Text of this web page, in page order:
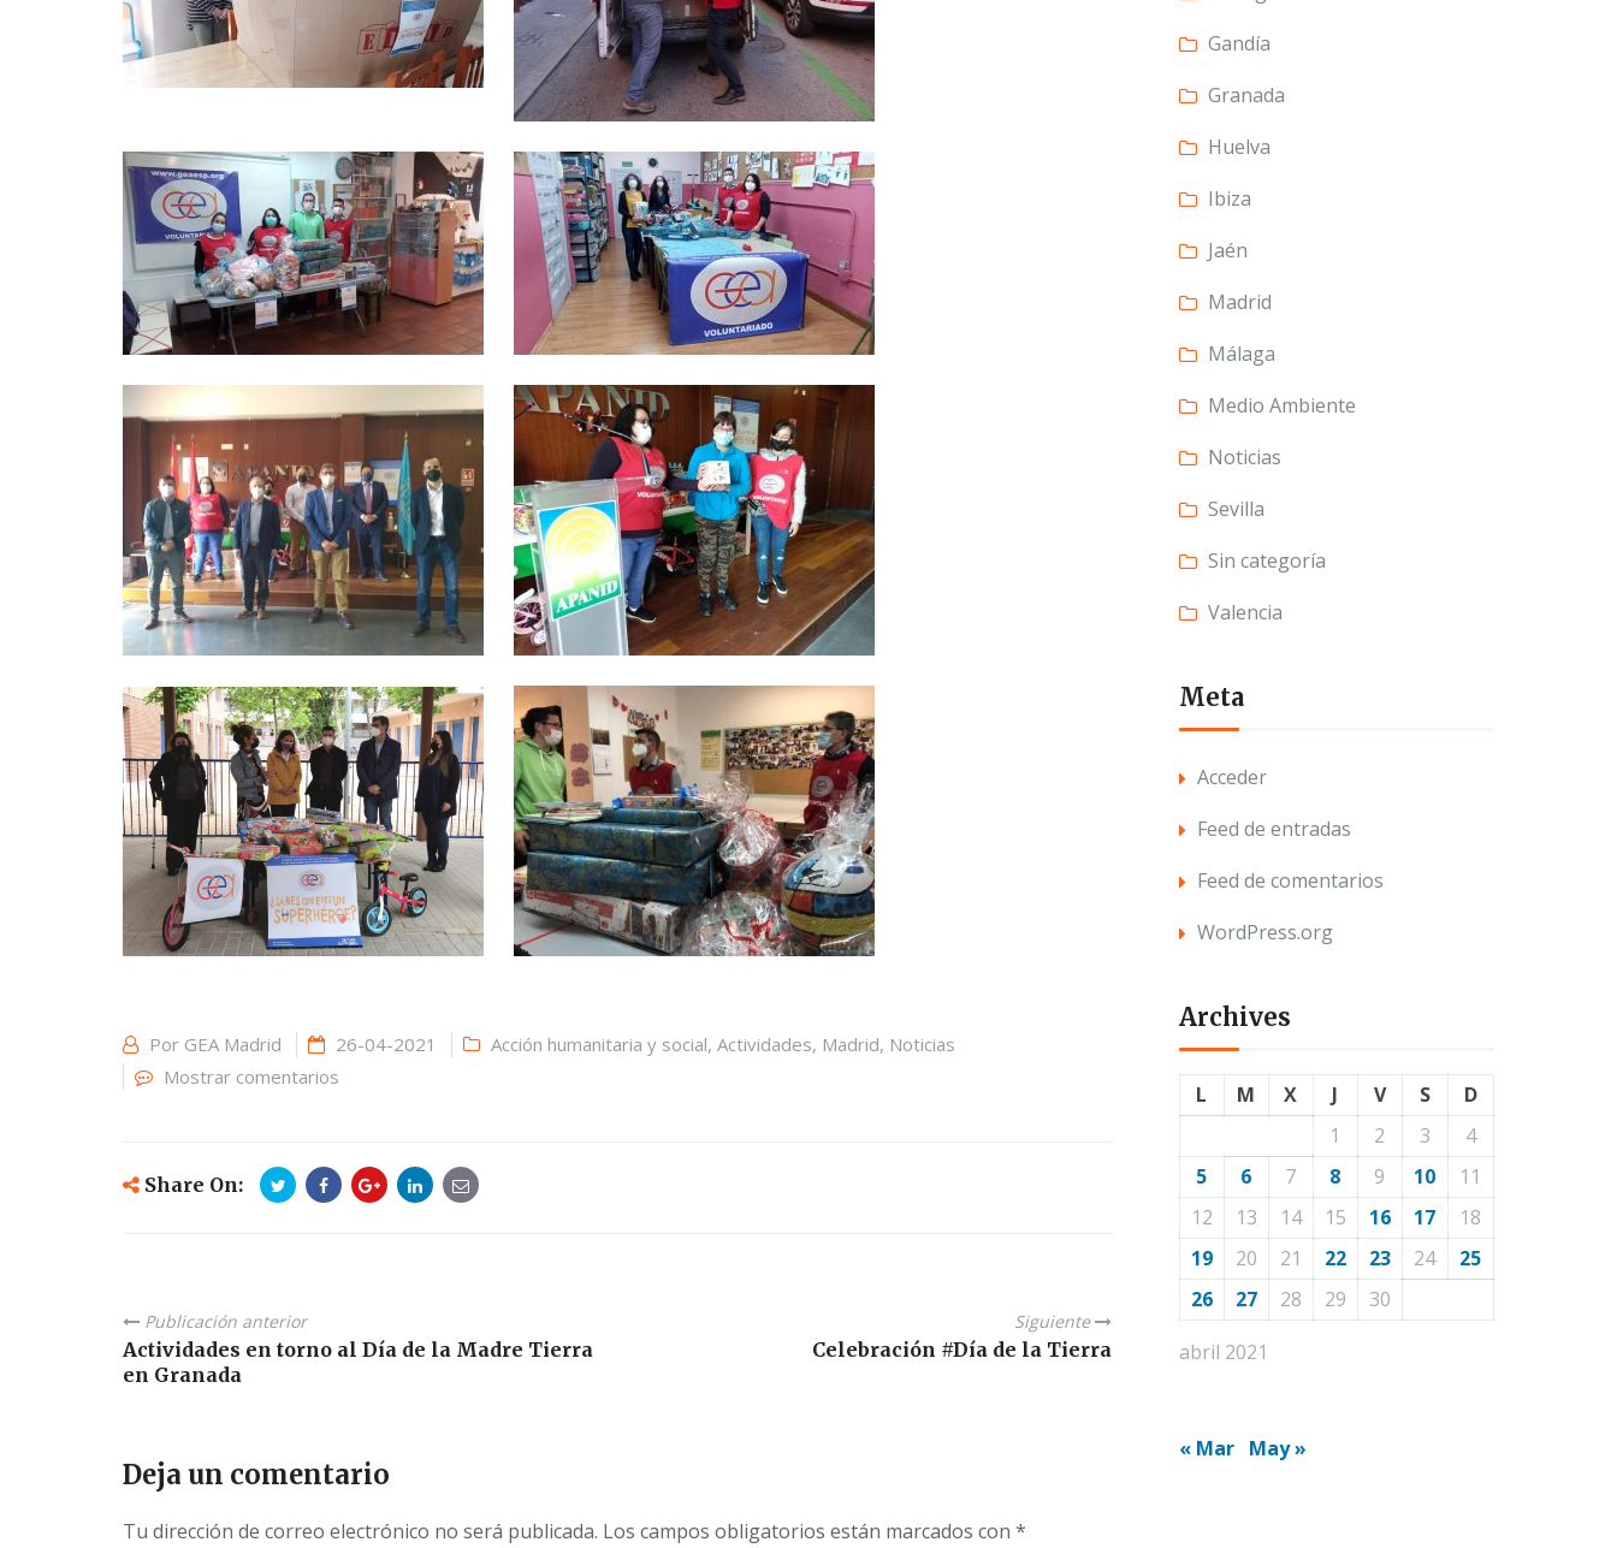
Por GEA Madrid 26-04-2021 Acción humanitaria y social, Actividades, Madrid, Noticias
Mostrar comentarios
Share On:
Publicación anterior
Actividades en torno al Día de la Madre Tierra
en Granada
Siguiente
Celebración #Día de la Tierra
Deja un comentario
Tu dirección de correo electrónico no será publicada. Los campos obligatorios están marcados con *
Gandía
Granada
Huelva
Ibiza
Jaén
Madrid
Málaga
Medio Ambiente
Noticias
Sevilla
Sin categoría
Valencia
Meta
Acceder
Feed de entradas
Feed de comentarios
WordPress.org
Archives
abril 2021
L M X J V S
D
1
2 3
4
5
6 7 8 9 10
11
12
13 14 15 16 17
18
19
20 21 22 23 24
25
26
27 28 29 30
« Mar May »